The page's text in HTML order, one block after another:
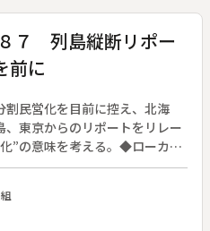
７ 列島縦断リポー
前に
民営化を目前に控え、北海
東京からのリポートをリレー
”の意味を考える。◆ローカル
む北海道、整備新幹線誘致に
する青森・鹿児島。福岡では
で不採用となった２４００人
。民間との競争が激しくなる